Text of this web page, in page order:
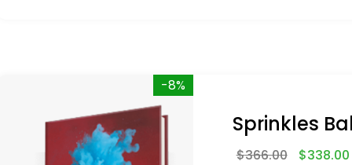
-8%
Sprinkles
$366.00 $338.00